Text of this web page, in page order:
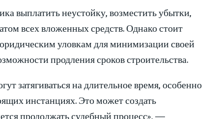
выплатить неустойку, возместить убытки,
всех вложенных средств. Однако стоит
уловкам для минимизации своей
продления сроков строительства.
затягиваться на длительное время, особенно
инстанциях. Это может создать
продолжать судебный процесс», —